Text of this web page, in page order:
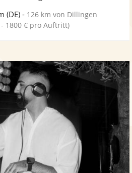
(DE) - 126 km von Dillingen
- 1800 € pro Auftritt)